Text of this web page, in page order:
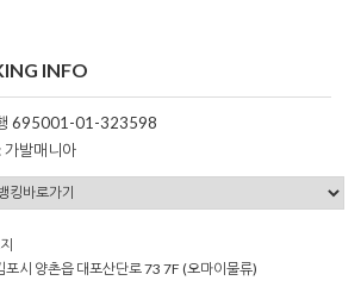
INFO
695001-01-323598
가발매니아
포시 양촌읍 대포산단로 73 7F (오마이물류)